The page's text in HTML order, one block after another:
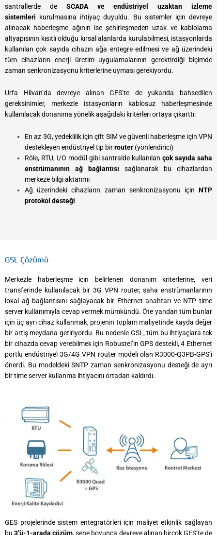
santrallerde de SCADA ve endüstriyel uzaktan izleme
sistemleri kurulmasına ihtiyaç duyuldu. Bu sistemler için devreye
alınacak haberleşme ağının ise şehirleşmeden uzak ve kablolama
altyapısının kısıtlı olduğu kırsal alanlarda kurulabilmesi, istasyonlarda
kullanılan çok sayıda cihazın ağa entegre edilmesi ve ağ üzerindeki
tüm cihazların enerji üretim uygulamalarının gerektirdiği biçimde
zaman senkronizasyonu kriterlerine uyması gerekiyordu.
Urfa Hilvan’da devreye alınan GES’te de yukarıda bahsedilen
gereksinimler, merkezle istasyonların kablosuz haberleşmesinde
kullanılacak donanıma yönelik aşağıdaki kriterleri ortaya çıkarttı:
En az 3G, yedeklilik için çift SIM ve güvenli haberleşme için VPN
destekleyen endüstriyel tip birrouter (yönlendirici)
Röle, RTU, I/O modül gibi santralde kullanılançok sayıda saha
enstrümanının ağ bağlantısısağlanarak bu cihazlardan
merkeze bilgi aktarımı
Ağ üzerindeki cihazların zaman senkronizasyonu için NTP
protokol desteği
GSL Çözümü
Merkezle haberleşme için belirlenen donanım kriterlerine, veri
transferinde kullanılacak bir 3G VPN router, saha enstrümanlarının
lokal ağ bağlantısını sağlayacak bir Ethernet anahtarı ve NTP time
server kullanımıyla cevap vermek mümkündü. Öte yandan tüm bunlar
için üç ayrı cihaz kullanmak, projenin toplam maliyetinde kayda değer
bir artış meydana getiriyordu. Bu nedenle GSL, tüm bu ihtiyaçlara tek
bir cihazda cevap verebilmek için Robustel’in GPS destekli, 4 Ethernet
portlu endüstriyel 3G/4G VPN router modeli olan R3000-Q3PB-GPS’i
önerdi. Bu modeldeki SNTP zaman senkronizasyonu desteği de ayrı
bir time server kullanma ihtiyacını ortadan kaldırdı.
GES projelerinde sistem entegratörleri için maliyet etkinlik sağlayan
bu3’ü-1-arada çözüm, sene boyunca devreye alınan birçok GES’te de